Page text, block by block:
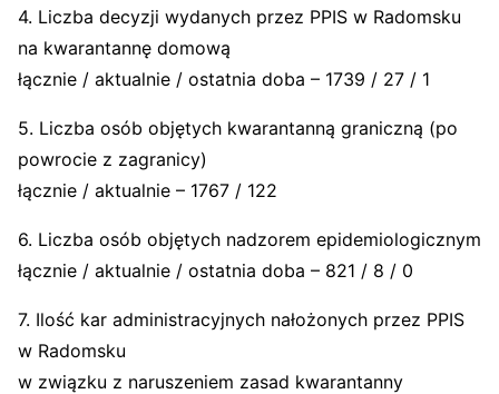
4. Liczba decyzji wydanych przez PPIS w Radomsku
na kwarantannę domową
łącznie / aktualnie / ostatnia doba – 1739 / 27 / 1
5. Liczba osób objętych kwarantanną graniczną (po
powrocie z zagranicy)
łącznie / aktualnie – 1767 / 122
6. Liczba osób objętych nadzorem epidemiologicznym
łącznie / aktualnie / ostatnia doba – 821 / 8 / 0
7. Ilość kar administracyjnych nałożonych przez PPIS
w Radomsku
w związku z naruszeniem zasad kwarantanny